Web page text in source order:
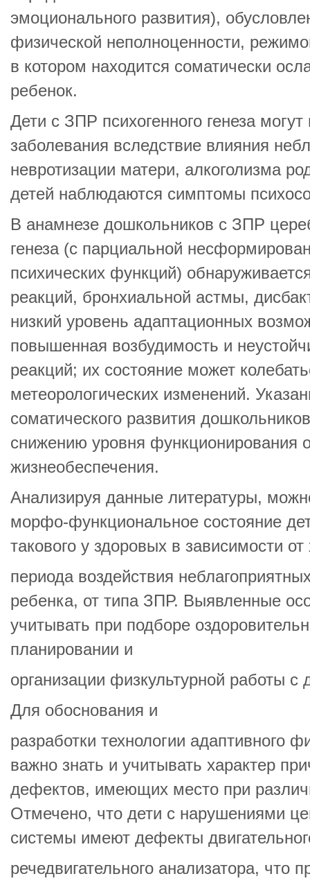
эмоционального развития),
физической неполноценности,
в котором находится соматически
ребенок.
Дети с ЗПР психогенного генеза
заболевания вследствие влияния
невротизации матери, алкоголизма
детей наблюдаются симптомы
В анамнезе дошкольников с ЗПР
генеза (с парциальной
психических функций)
реакций, бронхиальной астмы,
низкий уровень адаптационных
повышенная возбудимость и
реакций; их состояние может
метеорологических изменений.
соматического развития
снижению уровня функционирования
жизнеобеспечения.
Анализируя данные литературы,
морфо-функциональное состояние
такового у здоровых в зависимости от
периода воздействия
ребенка, от типа ЗПР. Выявленные
учитывать при подборе
планировании и
организации физкультурной работы с
Для обоснования и
разработки технологии адаптивного
важно знать и учитывать характер
дефектов, имеющих место при
Отмечено, что дети с нарушениями
системы имеют дефекты
речедвигательного анализатора, что